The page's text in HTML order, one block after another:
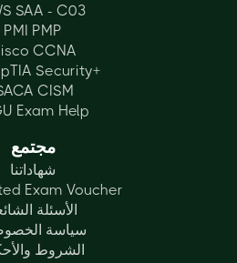
SAA - C03
PMI PMP
CCNA
Security+
CISM
Exam Help
مجتمع
شهاداتنا
Exam Voucher
الأسئلة
سياسة
الشروط